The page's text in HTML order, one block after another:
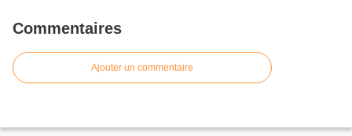
Commentaires
Ajouter un commentaire